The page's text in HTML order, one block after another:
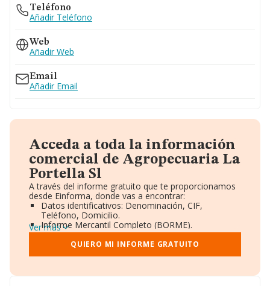
Teléfono
Añadir Teléfono
Web
Añadir Web
Email
Añadir Email
Acceda a toda la información
comercial de Agropecuaria La
Portella Sl
A través del informe gratuito que te proporcionamos
desde Einforma, donde vas a encontrar:
Datos identificativos: Denominación, CIF,
Teléfono, Domicilio.
Informe Mercantil Completo (BORME).
Gráficos de Evolución Ventas y Empleados.
Consejo de Administración y Administradores.
Directivos y Ejecutivos.
Ver más
QUIERO MI INFORME GRATUITO